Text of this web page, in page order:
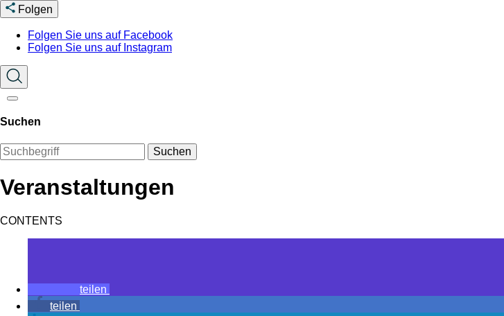
Folgen
Folgen Sie uns auf Facebook
Folgen Sie uns auf Instagram
Suchen
Suchen
Veranstaltungen
CONTENTS
teilen
teilen